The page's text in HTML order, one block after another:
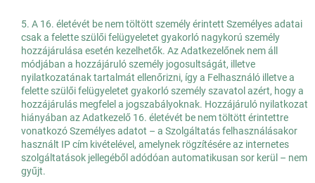
5. A 16. életévét be nem töltött személy érintett Személyes adatai
csak a felette szülői felügyeletet gyakorló nagykorú személy
hozzájárulása esetén kezelhetők. Az Adatkezelőnek nem áll
módjában a hozzájáruló személy jogosultságát, illetve
nyilatkozatának tartalmát ellenőrizni, így a Felhasználó illetve a
felette szülői felügyeletet gyakorló személy szavatol azért, hogy a
hozzájárulás megfelel a jogszabályoknak. Hozzájáruló nyilatkozat
hiányában az Adatkezelő 16. életévét be nem töltött érintettre
vonatkozó Személyes adatot – a Szolgáltatás felhasználásakor
használt IP cím kivételével, amelynek rögzítésére az internetes
szolgáltatások jellegéből adódóan automatikusan sor kerül – nem
gyűjt.